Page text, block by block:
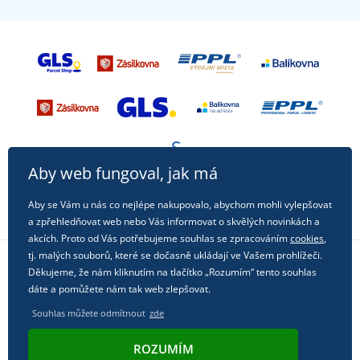
Sledujte nás na sociálních sítích
Aby web fungoval, jak má
Aby se Vám u nás co nejlépe nakupovalo, abychom mohli vylepšovat
a zpřehledňovat web nebo Vás informovat o skvělých novinkách a
akcích. Proto od Vás potřebujeme souhlas se zpracovánímcookies,
tj. malých souborů, které se dočasně ukládají ve Vašem prohlížeči.
Děkujeme, že nám kliknutím na tlačítko „Rozumím“ tento souhlas
dáte a pomůžete nám tak web zlepšovat.
Souhlas můžete odmítnout zde
ROZUMÍM